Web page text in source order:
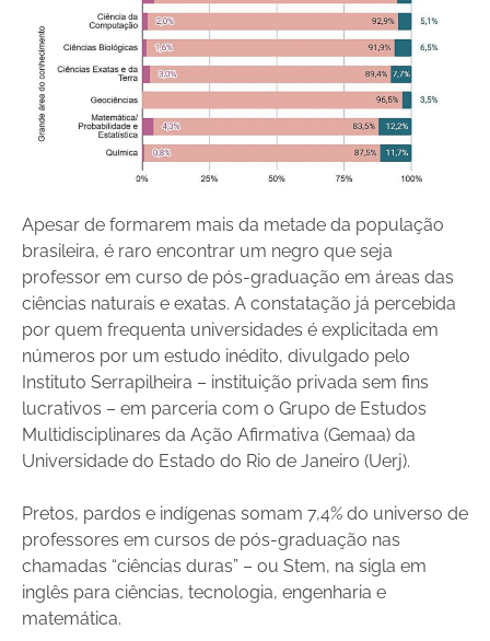
Apesar de formarem mais da metade da população
brasileira, é raro encontrar um negro que seja
professor em curso de pós-graduação em áreas das
ciências naturais e exatas. A constatação já percebida
por quem frequenta universidades é explicitada em
números por um estudo inédito, divulgado pelo
Instituto Serrapilheira – instituição privada sem fins
lucrativos – em parceria com o Grupo de Estudos
Multidisciplinares da Ação Afirmativa (Gemaa) da
Universidade do Estado do Rio de Janeiro (Uerj).
Pretos, pardos e indígenas somam 7,4% do universo de
professores em cursos de pós-graduação nas
chamadas “ciências duras” – ou Stem, na sigla em
inglês para ciências, tecnologia, engenharia e
matemática.